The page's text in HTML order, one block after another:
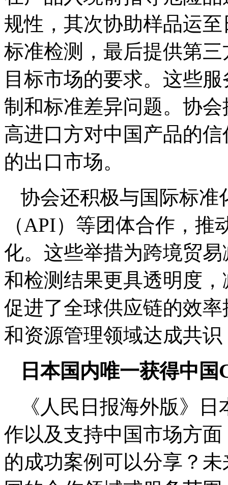
规性，其次协助样品运
标准检测，最后提供第
目标市场的要求。这些
制和标准差异问题。协
高进口方对中国产品的
的出口市场。
协会还积极与国际标准
（API）等团体合作，
化。这些举措为跨境贸
和检测结果更具透明度
促进了全球供应链的效
和资源管理领域达成共
日本国内唯一获得中
《人民日报海外版》
作以及支持中国市场方
的成功案例可以分享？